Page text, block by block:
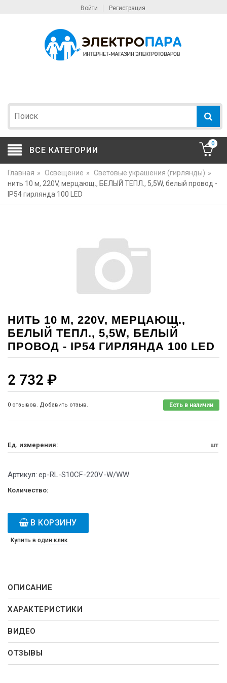
Войти Регистрация
ВСЕ КАТЕГОРИИ
0
Главная » Освещение » Световые украшения (гирлянды) »
нить 10 м, 220V, мерцающ., БЕЛЫЙ ТЕПЛ., 5,5W, белый провод -
IP54 гирлянда 100 LED
НИТЬ 10 М, 220V, МЕРЦАЮЩ.,
БЕЛЫЙ ТЕПЛ., 5,5W, БЕЛЫЙ
ПРОВОД - IP54 ГИРЛЯНДА 100 LED
2 732 ₽
0 отзывов. Добавить отзыв. Есть в наличии
Ед. измерения: шт
Артикул: ep-RL-S10CF-220V-W/WW
Количество:
В КОРЗИНУ
Купить в один клик
ОПИСАНИЕ
ХАРАКТЕРИСТИКИ
ВИДЕО
ОТЗЫВЫ